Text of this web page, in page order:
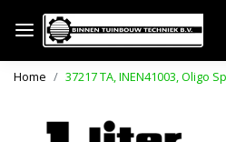
Home 37217 TA, INEN41003, Oligo